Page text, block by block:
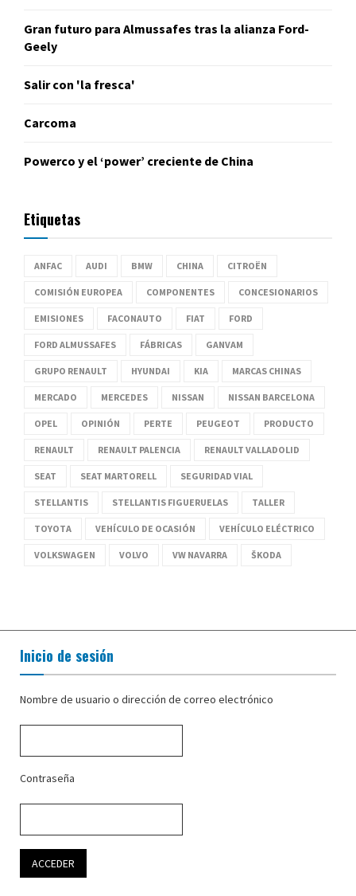
Gran futuro para Almussafes tras la alianza Ford-
Geely
Salir con 'la fresca'
Carcoma
Powerco y el ‘power’ creciente de China
Etiquetas
ANFAC AUDI BMW CHINA CITROËN
COMISIÓN EUROPEA COMPONENTES CONCESIONARIOS
EMISIONES FACONAUTO FIAT FORD
FORD ALMUSSAFES FÁBRICAS GANVAM
GRUPO RENAULT HYUNDAI KIA MARCAS CHINAS
MERCADO MERCEDES NISSAN NISSAN BARCELONA
OPEL OPINIÓN PERTE PEUGEOT PRODUCTO
RENAULT RENAULT PALENCIA RENAULT VALLADOLID
SEAT SEAT MARTORELL SEGURIDAD VIAL
STELLANTIS STELLANTIS FIGUERUELAS TALLER
TOYOTA VEHÍCULO DE OCASIÓN VEHÍCULO ELÉCTRICO
VOLKSWAGEN VOLVO VW NAVARRA ŠKODA
Inicio de sesión
Nombre de usuario o dirección de correo electrónico
Contraseña